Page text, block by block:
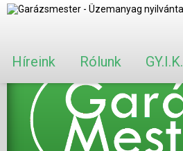
Híreink Rólunk GY.I.K.